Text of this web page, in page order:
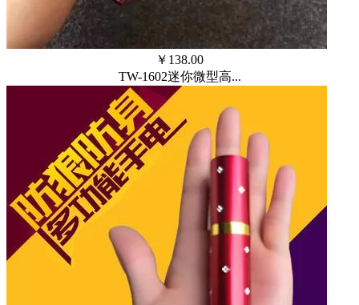
￥ 138.00
TW-1602迷你微型高...